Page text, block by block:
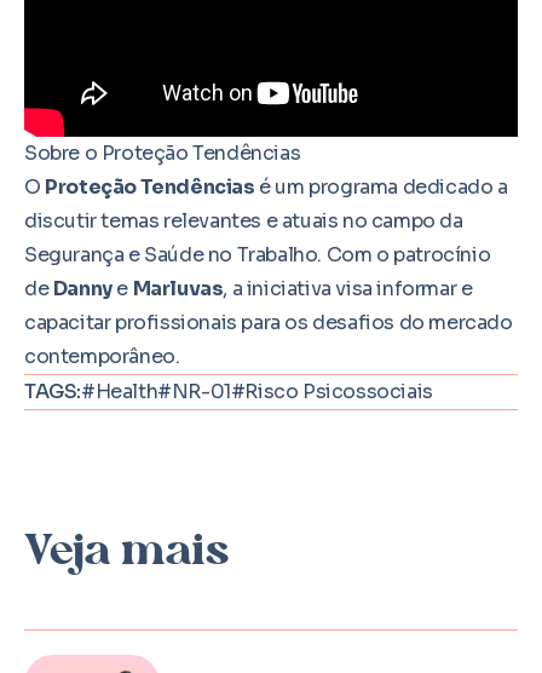
Sobre o Proteção Tendências
O Proteção Tendências é um programa dedicado a
discutir temas relevantes e atuais no campo da
Segurança e Saúde no Trabalho. Com o patrocínio
deDannye Marluvas, a iniciativa visa informar e
capacitar profissionais para os desafios do mercado
contemporâneo.
TAGS:#Health#NR-01#Risco Psicossociais
Veja mais